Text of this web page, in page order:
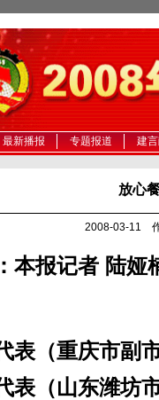
最新播报 专题报道 建
放心
2008-03-11 作
本报记者 陆娅
（重庆市副
（山东潍坊